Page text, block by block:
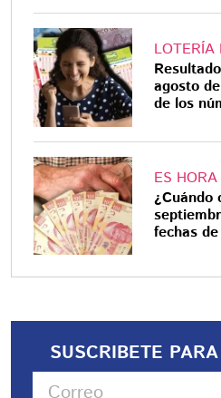
LOTERÍA
agosto
de los
ES HORA
¿Cuándo
fechas
SUSCRIBETE